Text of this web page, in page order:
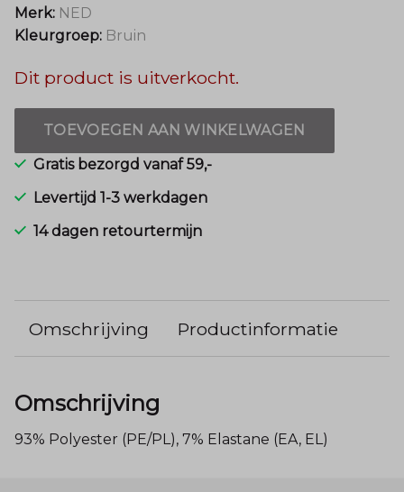
Merk: NED
Kleurgroep: Bruin
Dit product is uitverkocht.
TOEVOEGEN AAN WINKELWAGEN
Gratis bezorgd vanaf 59,-
Levertijd 1-3 werkdagen
14 dagen retourtermijn
Omschrijving Productinformatie
Omschrijving
93% Polyester (PE/PL), 7% Elastane (EA, EL)